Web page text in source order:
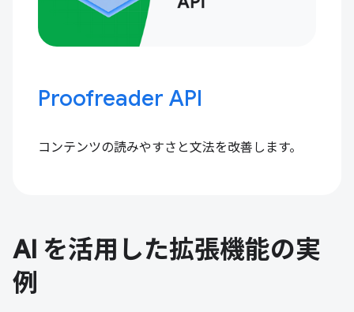
Proofreader API
コンテンツの読みやすさと文法を改善します。
AI を活用した拡張機能の実
例